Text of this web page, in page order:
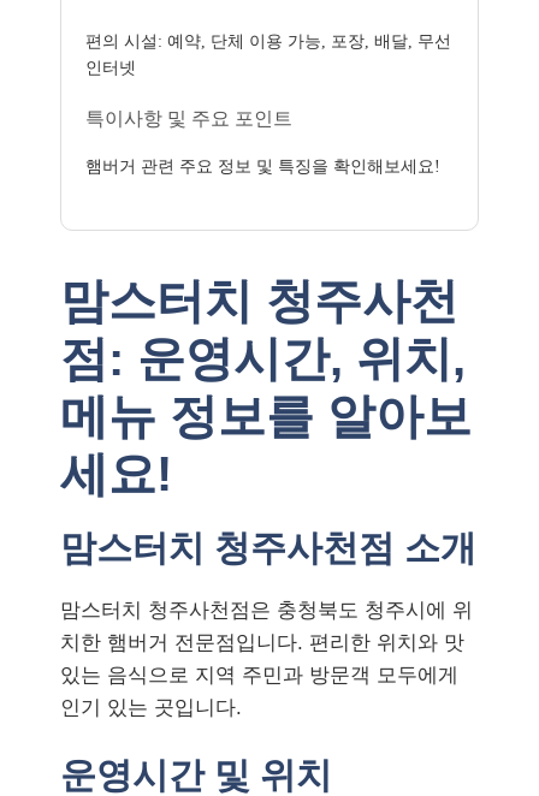
편의 시설: 예약, 단체 이용 가능, 포장, 배달, 무선
인터넷
특이사항 및 주요 포인트
햄버거 관련 주요 정보 및 특징을 확인해보세요!
맘스터치 청주사천
점: 운영시간, 위치,
메뉴 정보를 알아보
세요!
맘스터치 청주사천점 소개
맘스터치 청주사천점은 충청북도 청주시에 위
치한 햄버거 전문점입니다. 편리한 위치와 맛
있는 음식으로 지역 주민과 방문객 모두에게
인기 있는 곳입니다.
운영시간 및 위치